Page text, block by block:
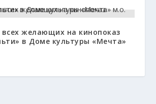
желающих на кинопоказ
в Доме культуры «Мечта»